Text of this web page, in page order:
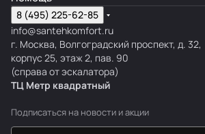
8 (495) 225-62-85
info@santehkomfort.ru
г. Москва, Волгоградский проспект, д. 32,
корпус 25, этаж 2, пав. 90
(справа от эскалатора)
ТЦ Метр квадратный
Подписаться на новости и акции